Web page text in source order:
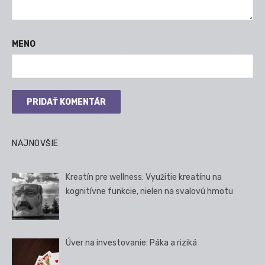
MENO
NAJNOVŠIE
Kreatín pre wellness: Využitie kreatínu na
kognitívne funkcie, nielen na svalovú hmotu
Úver na investovanie: Páka a riziká